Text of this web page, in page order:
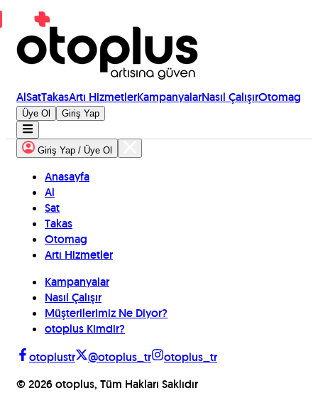
AlSatTakasArtı HizmetlerKampanyalarNasıl ÇalışırOtomag
Üye Ol Giriş Yap
Giriş Yap / Üye Ol
Anasayfa
Al
Sat
Takas
Otomag
Artı Hizmetler
Kampanyalar
Nasıl Çalışır
Müşterilerimiz Ne Diyor?
otoplus Kimdir?
otoplustr
@otoplus_tr
otoplus_tr
© 2026 otoplus, Tüm Hakları Saklıdır